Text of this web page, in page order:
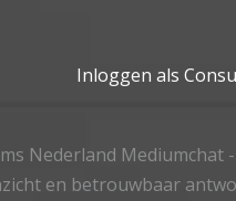
Inloggen als
Nederland Mediumchat
en betrouwbaar